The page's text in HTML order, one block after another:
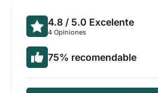
4.8 / 5.0 Excelente
4 Opiniones
75% recomendable